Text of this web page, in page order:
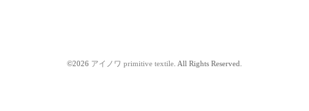
©2026 アイノワ primitive textile . All Rights Reserved.